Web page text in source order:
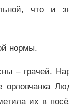
что и
нормы.
– грачей.
орловчанка
их в